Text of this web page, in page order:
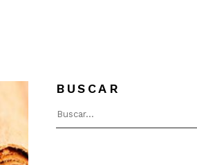
BUSCAR
for: